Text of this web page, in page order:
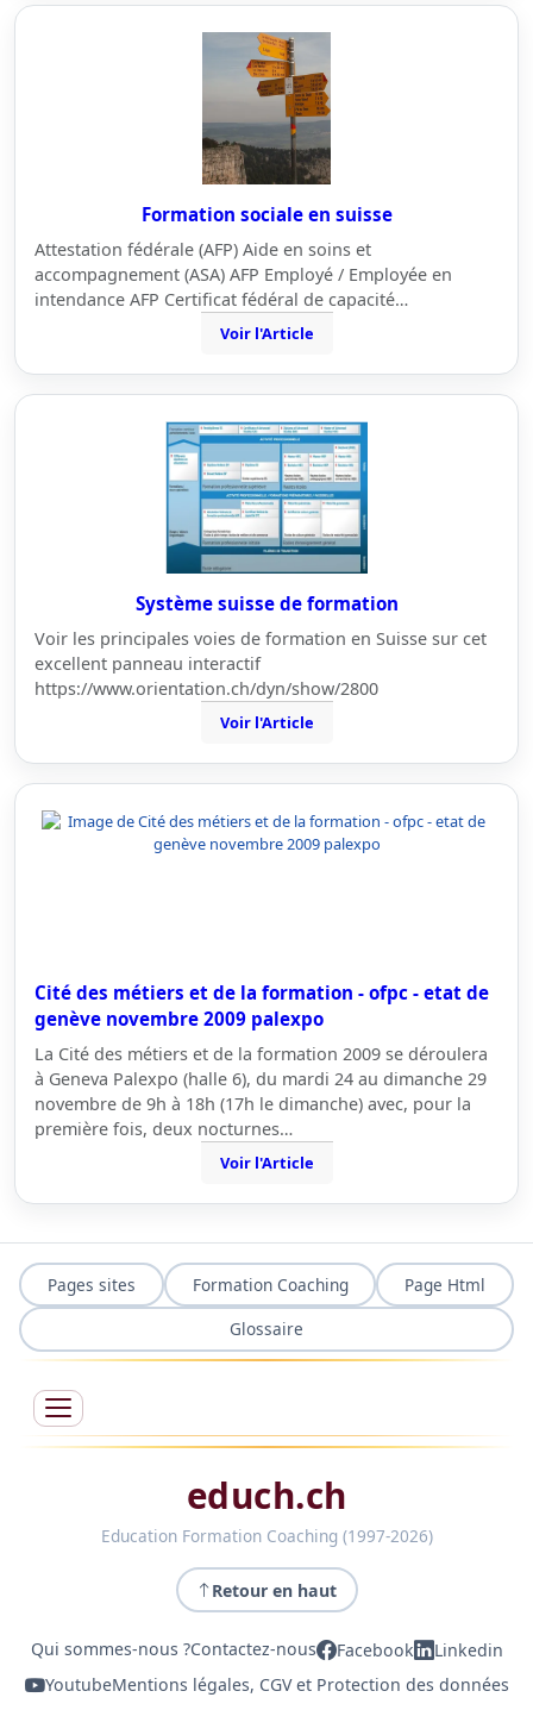
Formation sociale en suisse
Attestation fédérale (AFP) Aide en soins et
accompagnement (ASA) AFP Employé / Employée en
intendance AFP Certificat fédéral de capacité…
Voir l'Article
Système suisse de formation
Voir les principales voies de formation en Suisse sur cet
excellent panneau interactif
https://www.orientation.ch/dyn/show/2800
Voir l'Article
Cité des métiers et de la formation - ofpc - etat de
genève novembre 2009 palexpo
La Cité des métiers et de la formation 2009 se déroulera
à Geneva Palexpo (halle 6), du mardi 24 au dimanche 29
novembre de 9h à 18h (17h le dimanche) avec, pour la
première fois, deux nocturnes…
Voir l'Article
Pages sites Formation Coaching
Page Html
Glossaire
educh.ch
Education Formation Coaching (1997-2026)
Retour en haut
Qui sommes-nous ?Contactez-nous Facebook
Linkedin
YoutubeMentions légales, CGV et Protection des données